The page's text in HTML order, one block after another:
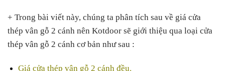
+ Trong bài viết này, chúng ta phân tích sau về giá cửa
thép vân gỗ 2 cánh nên Kotdoor sẽ giới thiệu qua loại cửa
thép vân gỗ 2 cánh cơ bản như sau :
Giá cửa thép vân gỗ 2 cánh đều.